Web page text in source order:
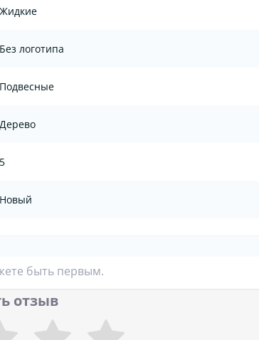
Жидкие
логотипа
Подвесные
Дерево
5
Новый
быть первым.
отзыв